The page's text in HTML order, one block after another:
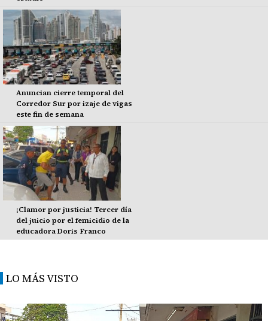
Anuncian cierre temporal del
Corredor Sur por izaje de vigas
este fin de semana
¡Clamor por justicia! Tercer día
del juicio por el femicidio de la
educadora Doris Franco
LO MÁS VISTO